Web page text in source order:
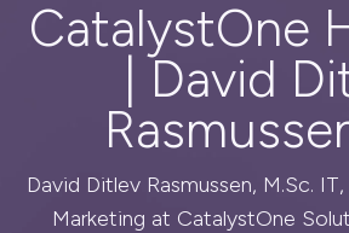
CatalystOne
| David
David Ditlev Rasmussen, M.Sc.
Marketing at CatalystOne